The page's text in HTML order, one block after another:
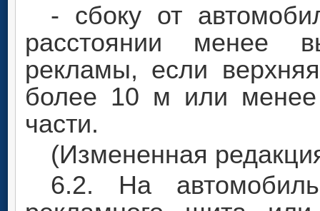
- сбоку от
расстоянии менее
рекламы, если
более 10 м или
части.
(Измененная
6.2. На